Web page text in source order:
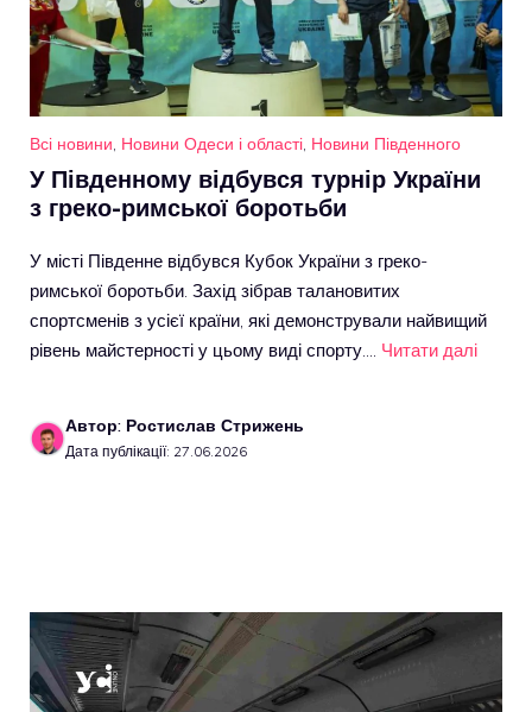
Всі новини, Новини Одеси і області, Новини Південного
У Південному відбувся турнір України
з греко-римської боротьби
У місті Південне відбувся Кубок України з греко-
римської боротьби. Захід зібрав талановитих
спортсменів з усієї країни, які демонстрували найвищий
рівень майстерності у цьому виді спорту.… Читати далі
Автор: Ростислав Стрижень
Дата публікації: 27.06.2026